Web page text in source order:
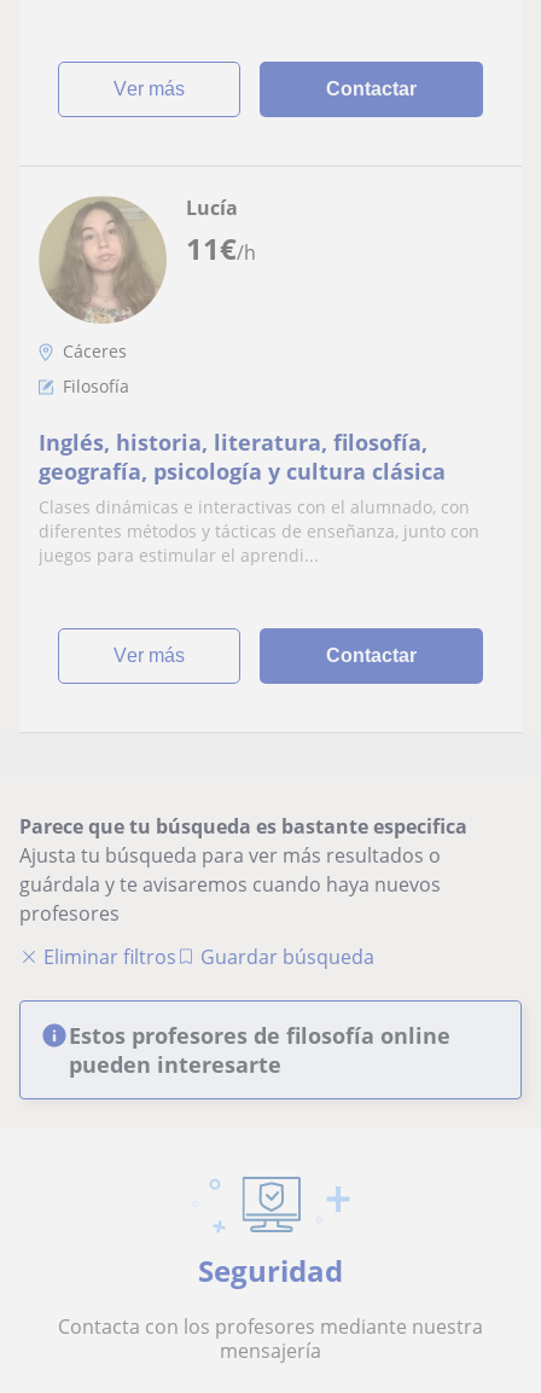
ver más Contactar
11€/h
Lucía
Cáceres
Filosofía
Inglés, historia, literatura, filosofía,
geografía, psicología y cultura clásica
Clases dinámicas e interactivas con el alumnado, con
diferentes métodos y tácticas de enseñanza, junto con
juegos para estimular el aprendi...
ver más Contactar
Parece que tu búsqueda es bastante especifica
Ajusta tu búsqueda para ver más resultados o
guárdala y te avisaremos cuando haya nuevos
profesores
Eliminar filtros
Guardar búsqueda
Estos profesores de filosofía online
pueden interesarte
Seguridad
Contacta con los profesores mediante nuestra
mensajería